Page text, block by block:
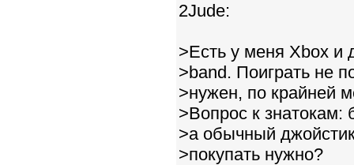
2Jude:
>Есть у меня Xbox и
>band. Поиграть не
>нужен, по крайней
>Вопрос к знатокам:
>а обычный
>покупать нужно?